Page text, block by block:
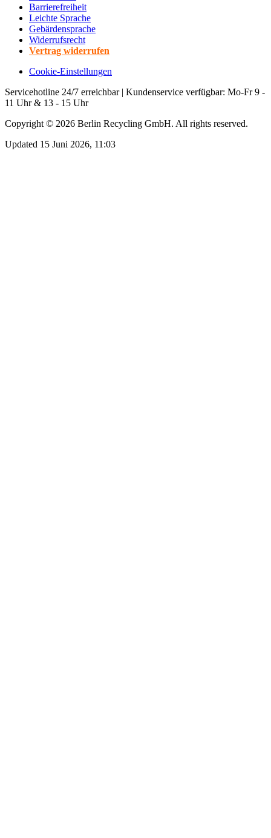
Barrierefreiheit
Leichte Sprache
Gebärdensprache
Widerrufsrecht
Vertrag widerrufen
Cookie-Einstellungen
Servicehotline 24/7 erreichbar | Kundenservice verfügbar: Mo-Fr 9 -
11 Uhr & 13 - 15 Uhr
Copyright © 2026 Berlin Recycling GmbH. All rights reserved.
Updated 15 Juni 2026, 11:03